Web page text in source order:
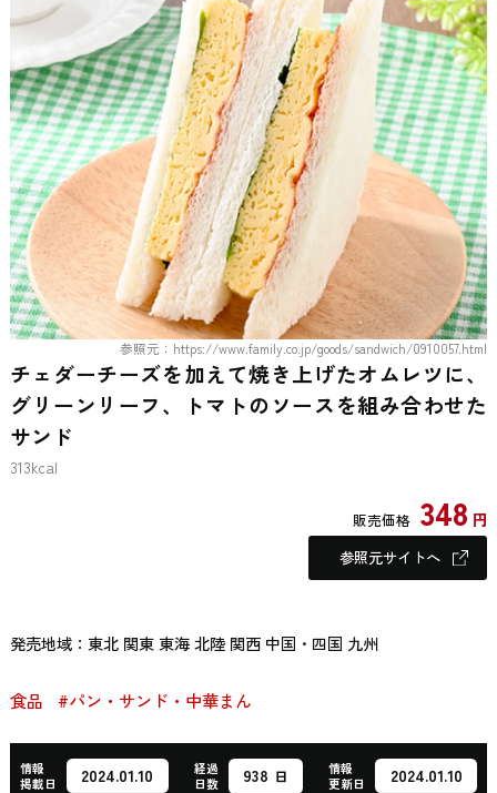
参照元：https://www.family.co.jp/goods/sandwich/0910057.html
チェダーチーズを加えて焼き上げたオムレツに、
グリーンリーフ、トマトのソースを組み合わせた
サンド
313kcal
販売価格 348 円
参照元サイトへ
発売地域：東北 関東 東海 北陸 関西 中国・四国 九州
食品 #パン・サンド・中華まん
情報
掲載日
2024.01.10
経過
日数
938 日
情報
更新日
2024.01.10